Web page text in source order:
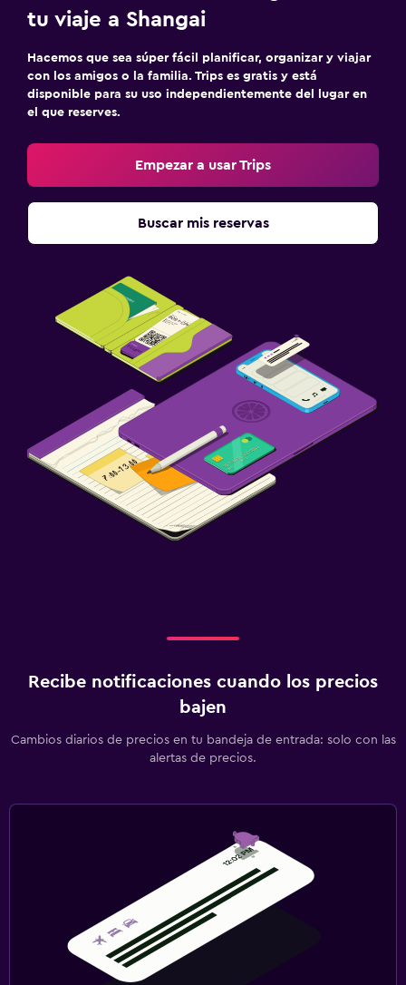
tu viaje a Shangai
Hacemos que sea súper fácil planificar, organizar y viajar
con los amigos o la familia. Trips es gratis y está
disponible para su uso independientemente del lugar en
el que reserves.
Empezar a usar Trips
Buscar mis reservas
Recibe notificaciones cuando los precios
bajen
Cambios diarios de precios en tu bandeja de entrada: solo con las
alertas de precios.